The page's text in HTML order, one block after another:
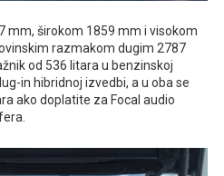
mm, širokom 1859 mm i visokom
razmakom dugim 2787
od 536 litara u benzinskoj
in hibridnoj izvedbi, a u oba se
ako doplatite za Focal audio